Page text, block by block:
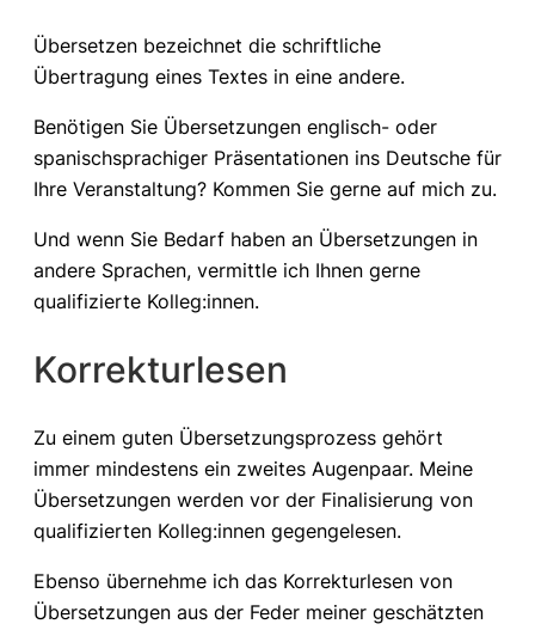
Übersetzen bezeichnet die schriftliche
Übertragung eines Textes in eine andere.
Benötigen Sie Übersetzungen englisch- oder
spanischsprachiger Präsentationen ins Deutsche für
Ihre Veranstaltung? Kommen Sie gerne auf mich zu.
Und wenn Sie Bedarf haben an Übersetzungen in
andere Sprachen, vermittle ich Ihnen gerne
qualifizierte Kolleg:innen.
Korrekturlesen
Zu einem guten Übersetzungsprozess gehört
immer mindestens ein zweites Augenpaar. Meine
Übersetzungen werden vor der Finalisierung von
qualifizierten Kolleg:innen gegengelesen.
Ebenso übernehme ich das Korrekturlesen von
Übersetzungen aus der Feder meiner geschätzten